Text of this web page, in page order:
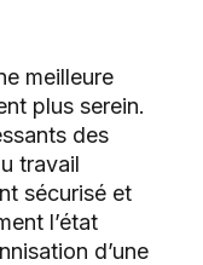
meilleure
plus serein.
des
travail
sécurisé et
l’état
d’une